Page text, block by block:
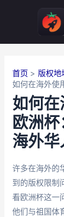
首页
版权地
如何在海外使
如何在
欧洲杯
海外华
许多在海外的
到的版权限制
看欧洲杯这一
他们与祖国体